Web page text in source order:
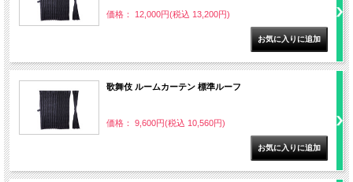
価格： 12,000円(税込 13,200円)
歌舞伎 ルームカーテン 標準ルーフ
価格： 9,600円(税込 10,560円)